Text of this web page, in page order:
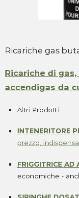
Ricariche gas
Ricariche di
accendigas da
Altri Prodotti:
INTENERITORE
prezzo,
FRIGGITRICE AD
economiche -